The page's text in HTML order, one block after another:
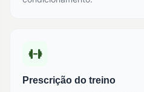
Prescrição do treino